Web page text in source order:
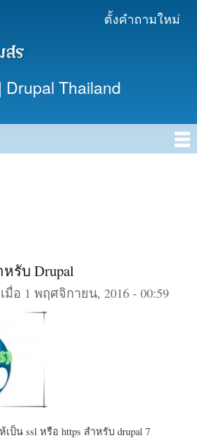
อหา
ตั้งคำถามใหม่
Thailand
รับ Drupal
เมื่อ 1 พฤศจิกายน, 2016 - 00:59
ป็น ssl หรือ https สำหรับ drupal 7